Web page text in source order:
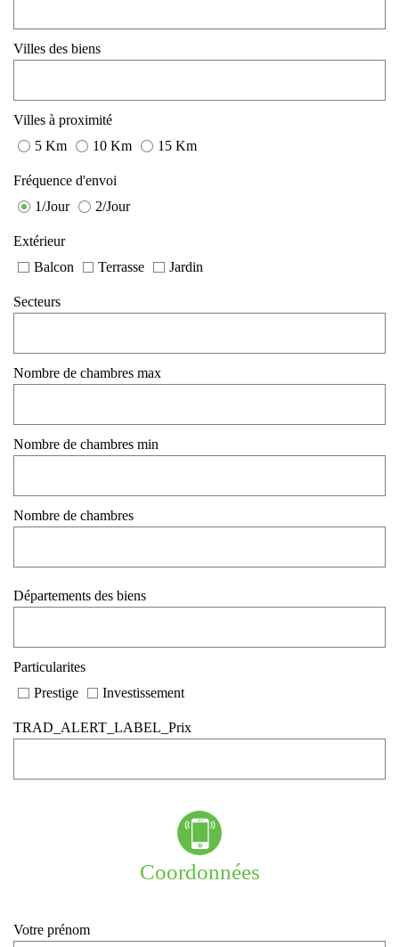
Villes des biens
Villes à proximité
5 Km
10 Km 15 Km
Fréquence d'envoi
1/Jour
2/Jour
Extérieur
Balcon
Terrasse Jardin
Secteurs
Nombre de chambres max
Nombre de chambres min
Nombre de chambres
Départements des biens
Particularites
Prestige
Investissement
TRAD_ALERT_LABEL_Prix
coordonnées
Votre prénom